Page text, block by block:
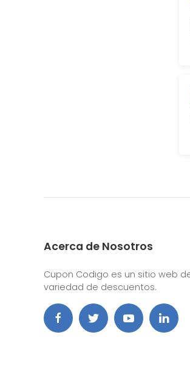
Acerca de Nosotros
Cupon Codigo es un sitio web
variedad de descuentos.